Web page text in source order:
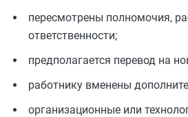
пересмотрены полномочия,
ответственности;
предполагается перевод на
работнику вменены
организационные или